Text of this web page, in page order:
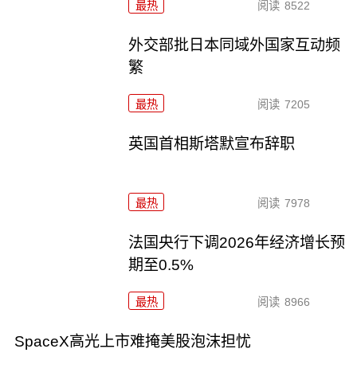
最热 阅读 8522
外交部批日本同域外国家互动频
繁
最热 阅读 7205
英国首相斯塔默宣布辞职
最热 阅读 7978
法国央行下调2026年经济增长预
期至0.5%
最热 阅读 8966
SpaceX高光上市难掩美股泡沫担忧